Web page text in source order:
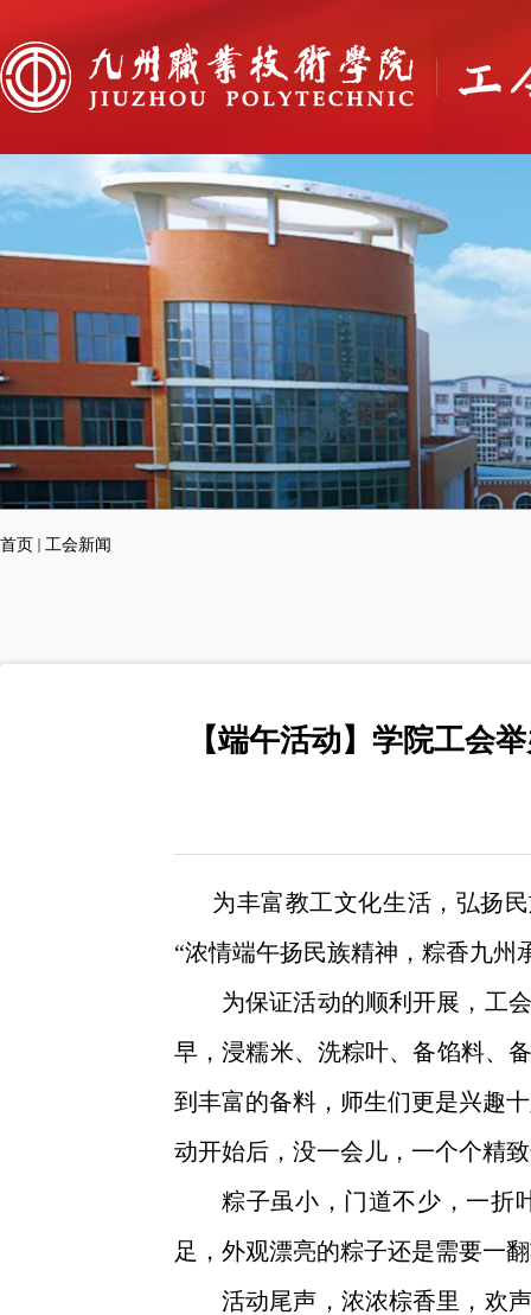
首页 工会新闻
【端午活动】学院工会
为丰富教工文化生活，弘扬
“浓情端午扬民族精神，粽香九州
为保证活动的顺利开展， 工会
早，浸糯米、洗粽叶、备馅料、
到丰富的备料，师生们更是兴趣
动开始后，没一会儿，一个个精
粽子虽小，门道不少，一折
足，外观漂亮的粽子还是需要一
活动尾声，浓浓棕香里，欢